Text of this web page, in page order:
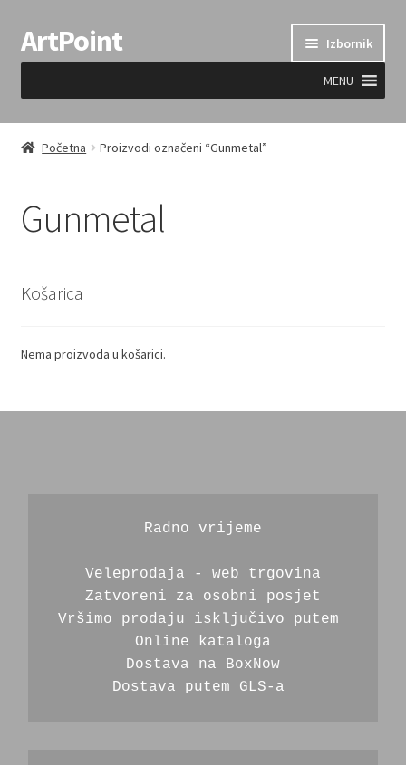
Preskoči
na
Skoči
do
ArtPoint Izbornik
MENU
Uvjeti prodaje
Početna Proizvodi označeni “Gunmetal”
Gunmetal
Košarica
Nema proizvoda u košarici.
Radno vrijeme
Veleprodaja - web trgovina
Zatvoreni za osobni posjet
Vršimo prodaju isključivo putem
Online kataloga
Dostava na BoxNow
Dostava putem GLS-a